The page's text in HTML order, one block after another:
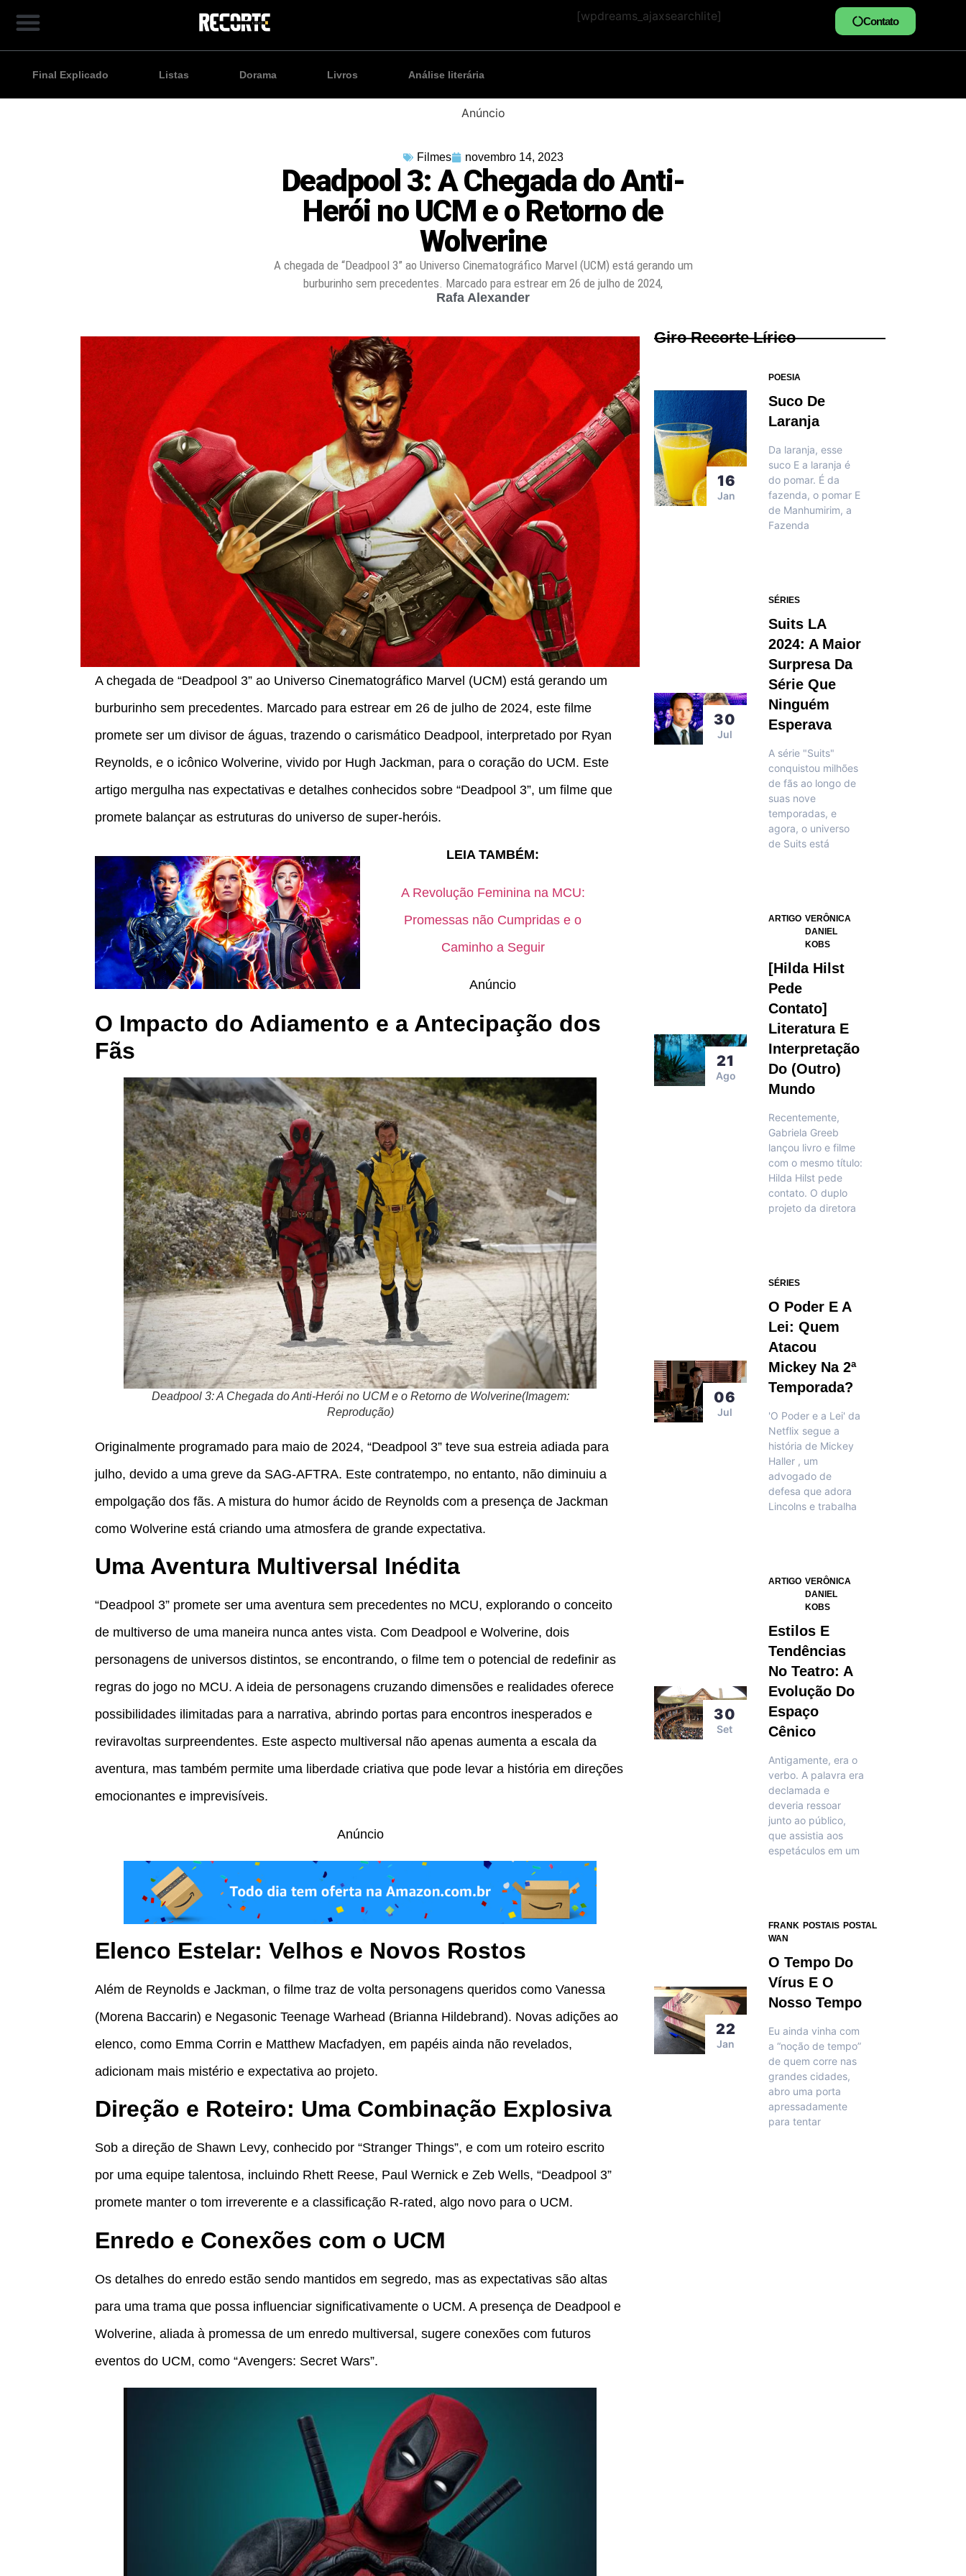
[wpdreams_ajaxsearchlite] Contato
Final Explicado Listas Dorama Livros Análise literária
Anúncio
Filmes novembro 14, 2023
Deadpool 3: A Chegada do Anti-
Herói no UCM e o Retorno de
Wolverine
A chegada de “Deadpool 3” ao Universo Cinematográfico Marvel (UCM) está gerando um
burburinho sem precedentes. Marcado para estrear em 26 de julho de 2024,
Rafa Alexander
A chegada de “Deadpool 3” ao Universo Cinematográfico Marvel (UCM) está gerando um
burburinho sem precedentes. Marcado para estrear em 26 de julho de 2024, este filme
promete ser um divisor de águas, trazendo o carismático Deadpool, interpretado por Ryan
Reynolds, e o icônico Wolverine, vivido por Hugh Jackman, para o coração do UCM. Este
artigo mergulha nas expectativas e detalhes conhecidos sobre “Deadpool 3”, um filme que
promete balançar as estruturas do universo de super-heróis.
LEIA TAMBÉM:
A Revolução Feminina na MCU:
Promessas não Cumpridas e o
Caminho a Seguir
Anúncio
O Impacto do Adiamento e a Antecipação dos
Fãs
Deadpool 3: A Chegada do Anti-Herói no UCM e o Retorno de Wolverine(Imagem:
Reprodução)
Originalmente programado para maio de 2024, “Deadpool 3” teve sua estreia adiada para
julho, devido a uma greve da SAG-AFTRA. Este contratempo, no entanto, não diminuiu a
empolgação dos fãs. A mistura do humor ácido de Reynolds com a presença de Jackman
como Wolverine está criando uma atmosfera de grande expectativa.
Uma Aventura Multiversal Inédita
“Deadpool 3” promete ser uma aventura sem precedentes no MCU, explorando o conceito
de multiverso de uma maneira nunca antes vista. Com Deadpool e Wolverine, dois
personagens de universos distintos, se encontrando, o filme tem o potencial de redefinir as
regras do jogo no MCU. A ideia de personagens cruzando dimensões e realidades oferece
possibilidades ilimitadas para a narrativa, abrindo portas para encontros inesperados e
reviravoltas surpreendentes. Este aspecto multiversal não apenas aumenta a escala da
aventura, mas também permite uma liberdade criativa que pode levar a história em direções
emocionantes e imprevisíveis.
Anúncio
Elenco Estelar: Velhos e Novos Rostos
Além de Reynolds e Jackman, o filme traz de volta personagens queridos como Vanessa
(Morena Baccarin) e Negasonic Teenage Warhead (Brianna Hildebrand). Novas adições ao
elenco, como Emma Corrin e Matthew Macfadyen, em papéis ainda não revelados,
adicionam mais mistério e expectativa ao projeto.
Direção e Roteiro: Uma Combinação Explosiva
Sob a direção de Shawn Levy, conhecido por “Stranger Things”, e com um roteiro escrito
por uma equipe talentosa, incluindo Rhett Reese, Paul Wernick e Zeb Wells, “Deadpool 3”
promete manter o tom irreverente e a classificação R-rated, algo novo para o UCM.
Enredo e Conexões com o UCM
Os detalhes do enredo estão sendo mantidos em segredo, mas as expectativas são altas
para uma trama que possa influenciar significativamente o UCM. A presença de Deadpool e
Wolverine, aliada à promessa de um enredo multiversal, sugere conexões com futuros
eventos do UCM, como “Avengers: Secret Wars”.
Giro Recorte Lírico
16
Jan
POESIA
Suco De
Laranja
Da laranja, esse
suco E a laranja é
do pomar. É da
fazenda, o pomar E
de Manhumirim, a
Fazenda
30
Jul
SÉRIES
Suits LA
2024: A Maior
Surpresa Da
Série Que
Ninguém
Esperava
A série "Suits"
conquistou milhões
de fãs ao longo de
suas nove
temporadas, e
agora, o universo
de Suits está
21
Ago
ARTIGO VERÔNICA
DANIEL
KOBS
[Hilda Hilst
Pede
Contato]
Literatura E
Interpretação
Do (outro)
Mundo
Recentemente,
Gabriela Greeb
lançou livro e filme
com o mesmo título:
Hilda Hilst pede
contato. O duplo
projeto da diretora
06
Jul
SÉRIES
O Poder E A
Lei: Quem
Atacou
Mickey Na 2ª
Temporada?
'O Poder e a Lei' da
Netflix segue a
história de Mickey
Haller , um
advogado de
defesa que adora
Lincolns e trabalha
30
Set
ARTIGO VERÔNICA
DANIEL
KOBS
Estilos E
Tendências
No Teatro: A
Evolução Do
Espaço
Cênico
Antigamente, era o
verbo. A palavra era
declamada e
deveria ressoar
junto ao público,
que assistia aos
espetáculos em um
22
Jan
FRANK
WAN
POSTAIS POSTAL
O Tempo Do
Vírus E O
Nosso Tempo
Eu ainda vinha com
a “noção de tempo”
de quem corre nas
grandes cidades,
abro uma porta
apressadamente
para tentar